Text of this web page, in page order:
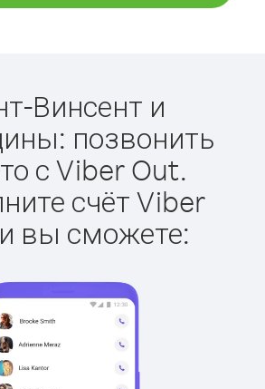
Винсент и
позвонить
с Viber Out.
счёт Viber
вы сможете: